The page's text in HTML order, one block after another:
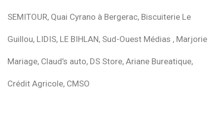
SEMITOUR, Quai Cyrano à Bergerac, Biscuiterie Le
Guillou, LIDIS, LE BIHLAN, Sud-Ouest Médias , Marjorie
Mariage, Claud’s auto, DS Store, Ariane Bureatique,
Crédit Agricole, CMSO